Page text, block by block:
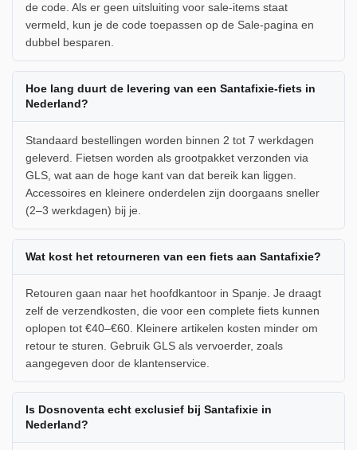
de code. Als er geen uitsluiting voor sale-items staat
vermeld, kun je de code toepassen op de Sale-pagina en
dubbel besparen.
Hoe lang duurt de levering van een Santafixie-fiets in
Nederland?
Standaard bestellingen worden binnen 2 tot 7 werkdagen
geleverd. Fietsen worden als grootpakket verzonden via
GLS, wat aan de hoge kant van dat bereik kan liggen.
Accessoires en kleinere onderdelen zijn doorgaans sneller
(2–3 werkdagen) bij je.
Wat kost het retourneren van een fiets aan Santafixie?
Retouren gaan naar het hoofdkantoor in Spanje. Je draagt
zelf de verzendkosten, die voor een complete fiets kunnen
oplopen tot €40–€60. Kleinere artikelen kosten minder om
retour te sturen. Gebruik GLS als vervoerder, zoals
aangegeven door de klantenservice.
Is Dosnoventa echt exclusief bij Santafixie in
Nederland?